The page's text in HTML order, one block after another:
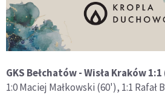
GKS Bełchatów - Wisła Kraków
1:0 Maciej Małkowski (60'), 1:1 Rafał